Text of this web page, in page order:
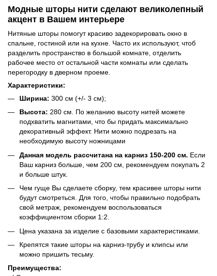
Модные шторы нити сделают великолепный
акцент в Вашем интерьере
Нитяные шторы помогут красиво задекорировать окно в
спальне, гостиной или на кухне. Часто их используют, чтоб
разделить пространство в большой комнате, отделить
рабочее место от остальной части комнаты или сделать
перегородку в дверном проеме.
Характеристики:
Ширина: 300 см (+/- 3 см);
Высота: 280 см. По желанию высоту нитей можете
подхватить магнитами, что бы придать максимально
декоративный эффект. Нити можно подрезать на
необходимую высоту ножницами
Данная модель рассчитана на карниз 150-200 см. Если
Ваш карниз больше, чем 200 см, рекомендуем покупать 2
и больше штук.
Чем гуще Вы сделаете сборку, тем красивее шторы нити
будут смотреться. Для того, чтобы правильно подобрать
свой метраж, рекомендуем воспользоваться
коэффициентом сборки 1:2.
Цена указана за изделие с базовыми характеристиками.
Крепятся такие шторы на карниз-трубу и клипсы или
можно пришить тесьму.
Преимущества: